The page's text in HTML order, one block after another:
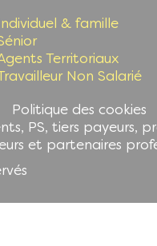
& famille
Territoriaux
Non Salarié
Politique des cookies
PS, tiers payeurs,
et partenaires